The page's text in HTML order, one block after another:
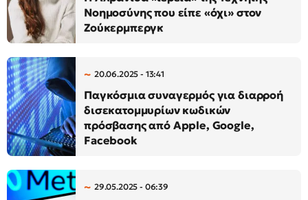
Νοημοσύνης που είπε «όχι» στον
Ζούκερμπεργκ
20.06.2025 - 13:41
Παγκόσμια συναγερμός για διαρροή
δισεκατομμυρίων κωδικών
πρόσβασης από Apple, Google,
Facebook
29.05.2025 - 06:39